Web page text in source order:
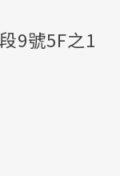
9號5F之1